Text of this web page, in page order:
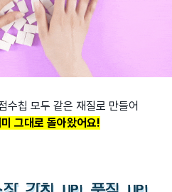
수칩 모두 같은 재질로 만들어
그대로 돌아왔어요!